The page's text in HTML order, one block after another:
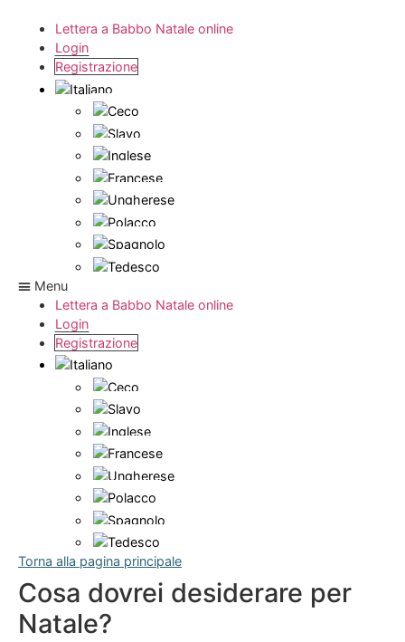
Lettera a Babbo Natale online
Login
Registrazione
Menu
Lettera a Babbo Natale online
Login
Registrazione
Torna alla pagina principale
Cosa dovrei desiderare per
Natale?